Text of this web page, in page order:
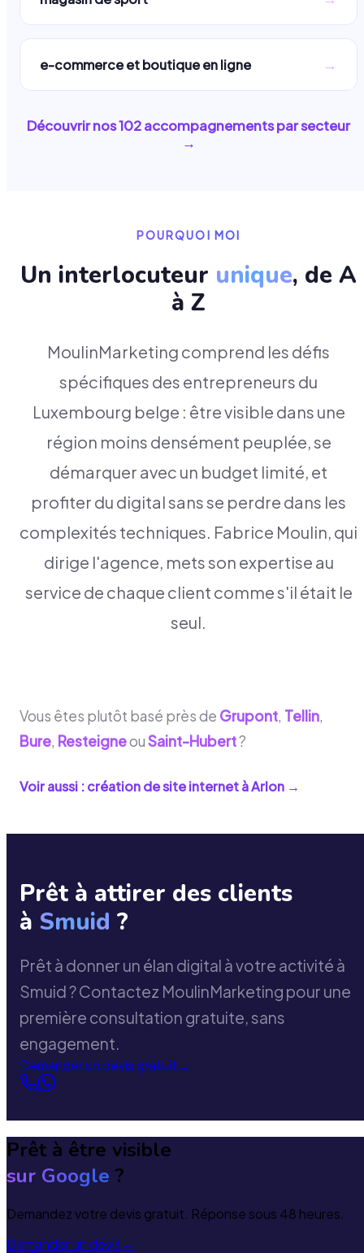
e-commerce et boutique en ligne →
Découvrir nos102accompagnements par secteur
→
POURQUOI MOI
Un interlocuteur unique, de A
à Z
MoulinMarketing comprend les défis
spécifiques des entrepreneurs du
Luxembourg belge : être visible dans une
région moins densément peuplée, se
démarquer avec un budget limité, et
profiter du digital sans se perdre dans les
complexités techniques. Fabrice Moulin, qui
dirige l'agence, mets son expertise au
service de chaque client comme s'il était le
seul.
Vous êtes plutôt basé près de Grupont, Tellin,
Bure, ResteigneouSaint-Hubert?
Voir aussi : création de site internet àArlon →
Prêt à attirer des clients
à Smuid ?
Prêt à donner un élan digital à votre activité à
Smuid ? Contactez MoulinMarketing pour une
première consultation gratuite, sans
engagement.
Demander un devis gratuit→
Prêt à être visible
sur Google ?
Demandez votre devis gratuit. Réponse sous 48 heures.
Demander un devis→